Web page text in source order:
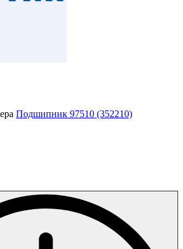
Подшипник 97510 (352210)